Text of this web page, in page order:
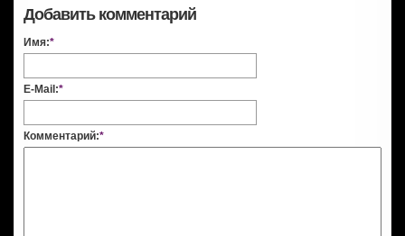
Добавить комментарий
Имя:*
E-Mail:*
Комментарий:*